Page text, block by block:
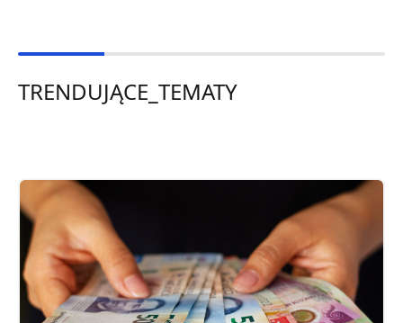
TRENDUJĄCE_TEMATY